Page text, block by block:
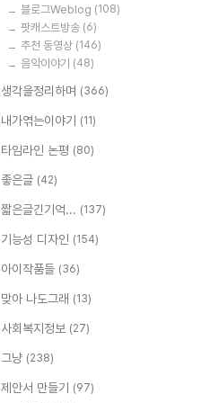
블로그Weblog (108)
팟캐스트방송 (6)
추천 동영상 (146)
음악이야기 (48)
생각을정리하며 (366)
내가엮는이야기 (11)
타임라인 논평 (80)
좋은글 (42)
짧은글긴기억... (137)
기능성 디자인 (154)
아이작품들 (36)
맞아 나도그래 (13)
사회복지정보 (27)
그냥 (238)
제안서 만들기 (97)